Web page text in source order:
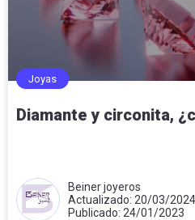
Joyas
Diamante y circonita,
Beiner joyeros
Actualizado: 20/03/2024
Publicado: 24/01/2023